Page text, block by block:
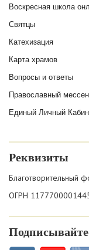
Воскресная школа
Святцы
Катехизация
Карта храмов
Вопросы и ответы
Православный
Единый Личный
Реквизиты
Благотворительный
ОГРН